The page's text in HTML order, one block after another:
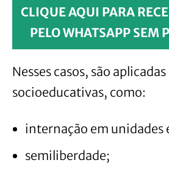
CLIQUE AQUI PARA
PELO WHATSAPP SEM
Nesses casos, são
socioeducativas, como:
internação em unidades
semiliberdade;